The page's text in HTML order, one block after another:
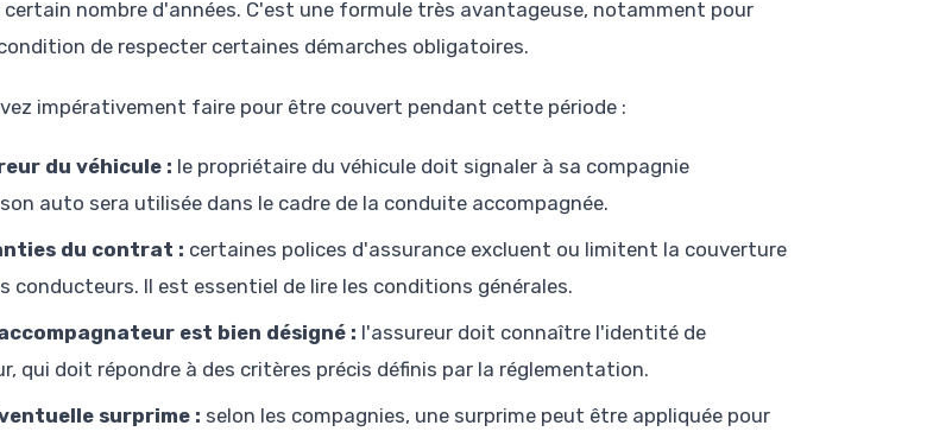
certain nombre d'années. C'est une formule très avantageuse, notamment pour
de respecter certaines démarches obligatoires.
impérativement faire pour être couvert pendant cette période :
du véhicule : le propriétaire du véhicule doit signaler à sa compagnie
auto sera utilisée dans le cadre de la conduite accompagnée.
du contrat : certaines polices d'assurance excluent ou limitent la couverture
conducteurs. Il est essentiel de lire les conditions générales.
est bien désigné : l'assureur doit connaître l'identité de
qui doit répondre à des critères précis définis par la réglementation.
surprime : selon les compagnies, une surprime peut être appliquée pour